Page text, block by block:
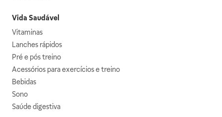
Vida Saudável
Vitaminas
Lanches rápidos
Pré e pós treino
Acessórios para exercícios e treino
Bebidas
Sono
Saúde digestiva